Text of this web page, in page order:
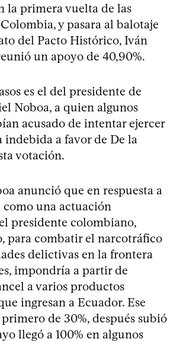
la primera vuelta de las
y pasara al balotaje
del Pacto Histórico, Iván
un apoyo de 40,90%.
es el del presidente de
Noboa, a quien algunos
acusado de intentar ejercer
indebida a favor de De la
votación.
anunció que en respuesta a
una actuación
presidente colombiano,
para combatir el narcotráfico
delictivas en la frontera
impondría a partir de
a varios productos
ingresan a Ecuador. Ese
de 30%, después subió
llegó a 100% en algunos